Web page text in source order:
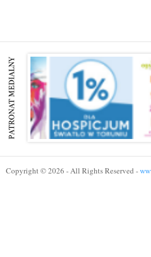
Copyright © 2026 - All Rights Reserved -